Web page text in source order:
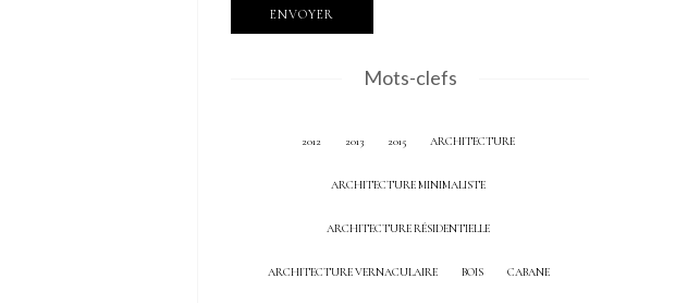
Mots-clefs
2012 2013 2015 ARCHITECTURE
ARCHITECTURE MINIMALISTE
ARCHITECTURE RÉSIDENTIELLE
ARCHITECTURE VERNACULAIRE BOIS CABANE